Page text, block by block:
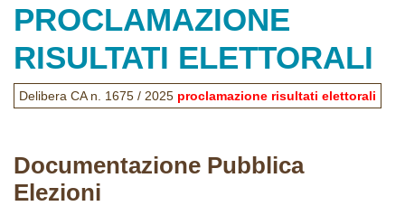
PROCLAMAZIONE
RISULTATI ELETTORALI
Delibera CA n. 1675 / 2025 proclamazione risultati elettorali
Documentazione Pubblica
Elezioni